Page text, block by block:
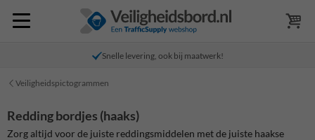
Snelle levering, ook bij maatwerk!
Veiligheidspictogrammen
Redding bordjes (haaks)
Zorg altijd voor de juiste reddingsmiddelen met de juiste haakse